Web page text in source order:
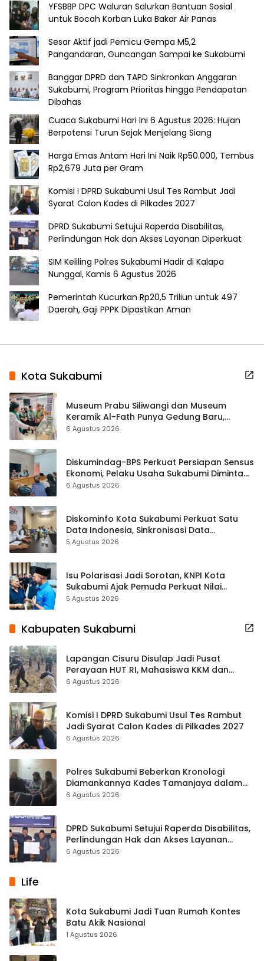
YFSBBP DPC Waluran Salurkan Bantuan Sosial
untuk Bocah Korban Luka Bakar Air Panas
Sesar Aktif jadi Pemicu Gempa M5,2
Pangandaran, Guncangan Sampai ke Sukabumi
Banggar DPRD dan TAPD Sinkronkan Anggaran
Sukabumi, Program Prioritas hingga Pendapatan
Dibahas
Cuaca Sukabumi Hari Ini 6 Agustus 2026: Hujan
Berpotensi Turun Sejak Menjelang Siang
Harga Emas Antam Hari Ini Naik Rp50.000, Tembus
Rp2,679 Juta per Gram
Komisi I DPRD Sukabumi Usul Tes Rambut Jadi
Syarat Calon Kades di Pilkades 2027
DPRD Sukabumi Setujui Raperda Disabilitas,
Perlindungan Hak dan Akses Layanan Diperkuat
SIM Keliling Polres Sukabumi Hadir di Kalapa
Nunggal, Kamis 6 Agustus 2026
Pemerintah Kucurkan Rp20,5 Triliun untuk 497
Daerah, Gaji PPPK Dipastikan Aman
Kota Sukabumi
Museum Prabu Siliwangi dan Museum
Keramik Al-Fath Punya Gedung Baru,
Hampir 500 Koleksi Dipisahkan
6 Agustus 2026
Diskumindag-BPS Perkuat Persiapan Sensus
Ekonomi, Pelaku Usaha Sukabumi Diminta
Terbuka Beri Data
6 Agustus 2026
Diskominfo Kota Sukabumi Perkuat Satu
Data Indonesia, Sinkronisasi Data
Kewilayahan Dikebut
5 Agustus 2026
Isu Polarisasi Jadi Sorotan, KNPI Kota
Sukabumi Ajak Pemuda Perkuat Nilai
Kebangsaan
5 Agustus 2026
Kabupaten Sukabumi
Lapangan Cisuru Disulap Jadi Pusat
Perayaan HUT RI, Mahasiswa KKM dan
Warga Satukan Tenaga
6 Agustus 2026
Komisi I DPRD Sukabumi Usul Tes Rambut
Jadi Syarat Calon Kades di Pilkades 2027
6 Agustus 2026
Polres Sukabumi Beberkan Kronologi
Diamankannya Kades Tamanjaya dalam
Kasus Sabu
6 Agustus 2026
DPRD Sukabumi Setujui Raperda Disabilitas,
Perlindungan Hak dan Akses Layanan
Diperkuat
6 Agustus 2026
Life
Kota Sukabumi Jadi Tuan Rumah Kontes
Batu Akik Nasional
1 Agustus 2026